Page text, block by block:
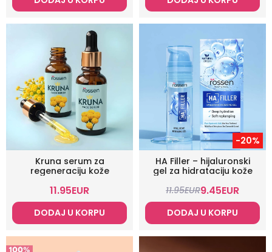
Kruna serum za
regeneraciju kože
11.95EUR
DODAJ U KORPU
-20%
HA Filler – hijaluronski
gel za hidrataciju kože
11.95EUR9.45EUR
DODAJ U KORPU